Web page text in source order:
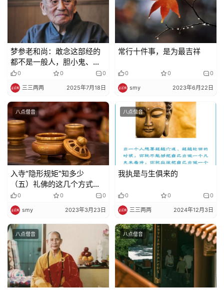
梦参老和尚：敢念这部经的
都不是一般人，胆小鬼、作
恶者不敢诵
0 0 0
三三两两 2025年7月18日
常行十件事，是为最吉祥
0 0 0
smy 2023年6月22日
八点僧音
入寺“隐形规矩”知多少
（五）礼佛的这几个方式，
你用的哪一种？
0 0 0
smy 2023年3月23日
八点僧音
我执是与生俱来的
0 0 0
三三两两 2024年12月3日
八点僧音 八点僧音